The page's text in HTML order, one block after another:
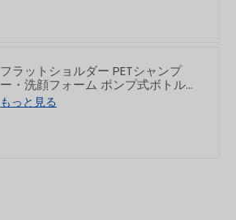
フラットショルダー PETシャンプ
ー・洗顔フォーム ポンプ式ボトル
150/200ml
もっと見る